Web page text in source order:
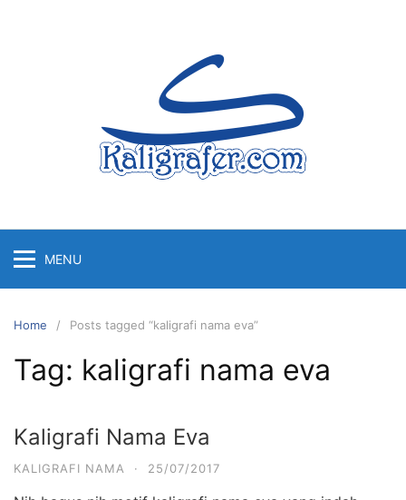
MENU
Home Posts tagged “kaligrafi nama eva”
Tag: kaligrafi nama eva
Kaligrafi Nama Eva
KALIGRAFI NAMA · 25/07/2017